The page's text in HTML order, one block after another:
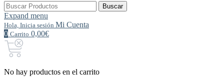
Buscar
por:
Buscar
Expand menu
Hola, Inicia sesión Mi Cuenta
0 Carrito 0,00€
No hay productos en el carrito